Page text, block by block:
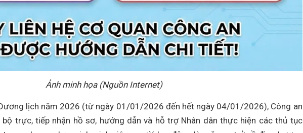
Ảnh minh họa (Nguồn Internet)
lịch năm 2026 (từ ngày 01/01/2026 đến hết ngày 04/01/2026), Công an
trực, tiếp nhận hồ sơ, hướng dẫn và hỗ trợ Nhân dân thực hiện các thủ tục